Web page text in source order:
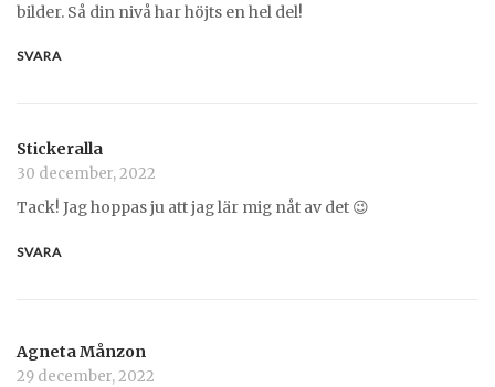
bilder. Så din nivå har höjts en hel del!
SVARA
Stickeralla
30 december, 2022
Tack! Jag hoppas ju att jag lär mig nåt av det 😉
SVARA
Agneta Månzon
29 december, 2022